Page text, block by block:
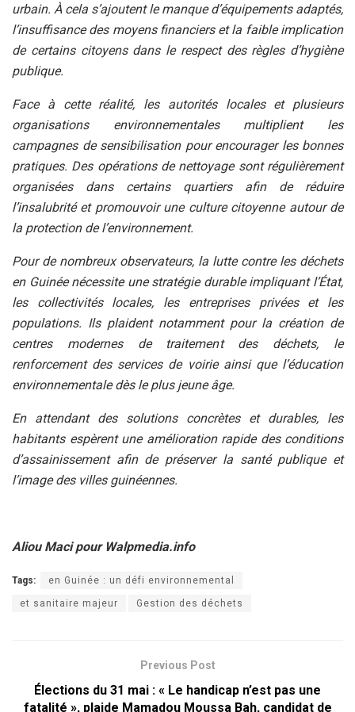
urbain. À cela s’ajoutent le manque d’équipements adaptés,
l’insuffisance des moyens financiers et la faible implication
de certains citoyens dans le respect des règles d’hygiène
publique.
Face à cette réalité, les autorités locales et plusieurs
organisations environnementales multiplient les
campagnes de sensibilisation pour encourager les bonnes
pratiques. Des opérations de nettoyage sont régulièrement
organisées dans certains quartiers afin de réduire
l’insalubrité et promouvoir une culture citoyenne autour de
la protection de l’environnement.
Pour de nombreux observateurs, la lutte contre les déchets
en Guinée nécessite une stratégie durable impliquant l’État,
les collectivités locales, les entreprises privées et les
populations. Ils plaident notamment pour la création de
centres modernes de traitement des déchets, le
renforcement des services de voirie ainsi que l’éducation
environnementale dès le plus jeune âge.
En attendant des solutions concrètes et durables, les
habitants espèrent une amélioration rapide des conditions
d’assainissement afin de préserver la santé publique et
l’image des villes guinéennes.
Aliou Maci pour Walpmedia.info
Tags: en Guinée : un défi environnemental
et sanitaire majeur Gestion des déchets
Previous Post
Élections du 31 mai : « Le handicap n’est pas une
fatalité », plaide Mamadou Moussa Bah, candidat de